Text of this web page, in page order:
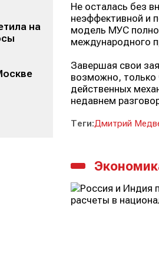
Не осталась без
неэффективной и
модель МУС
международного
Завершая свои
возможно, только
действенных
недавнем
Теги:Дмитрий
на